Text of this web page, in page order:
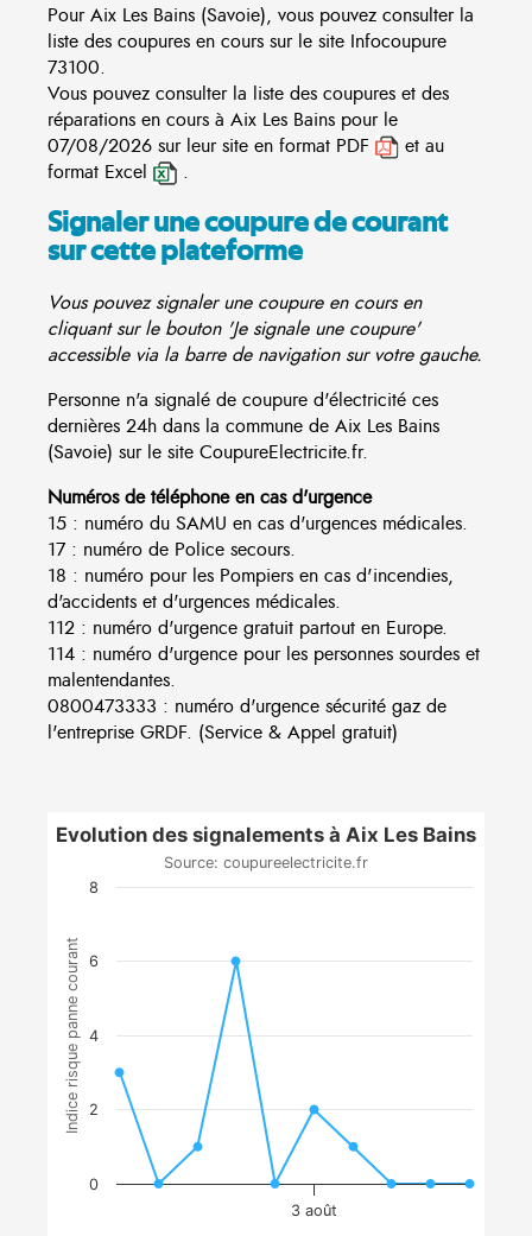
Pour Aix Les Bains (Savoie), vous pouvez consulter la
liste des coupures en cours sur le site Infocoupure
73100.
Vous pouvez consulter la liste des coupures et des
réparations en cours à Aix Les Bains pour le
07/08/2026 sur leur site en format PDF
et au
format Excel
.
Signaler une coupure de courant
sur cette plateforme
Vous pouvez signaler une coupure en cours en
cliquant sur le bouton 'Je signale une coupure'
accessible via la barre de navigation sur votre gauche.
Personne n'a signalé de coupure d'électricité ces
dernières 24h dans la commune de Aix Les Bains
(Savoie) sur le site CoupureElectricite.fr.
Numéros de téléphone en cas d'urgence
15 : numéro du SAMU en cas d'urgences médicales.
17 : numéro de Police secours.
18 : numéro pour les Pompiers en cas d'incendies,
d'accidents et d'urgences médicales.
112 : numéro d'urgence gratuit partout en Europe.
114 : numéro d'urgence pour les personnes sourdes et
malentendantes.
0800473333 : numéro d'urgence sécurité gaz de
l'entreprise GRDF. (Service & Appel gratuit)
Indice risque panne courant
Evolution des signalements à Aix Les Bains
Source: coupureelectricite.fr
3 août
0
2
4
6
8